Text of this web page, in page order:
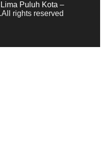
Puluh Kota –
.All rights reserved